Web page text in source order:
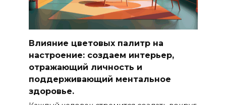
Влияние цветовых палитр на
настроение: создаем интерьер,
отражающий личность и
поддерживающий ментальное
здоровье.